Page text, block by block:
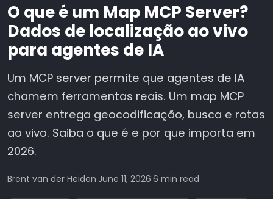
O que é um Map MCP Server?
Dados de localização ao vivo
para agentes de IA
Um MCP server permite que agentes de IA
chamem ferramentas reais. Um map MCP
server entrega geocodificação, busca e rotas
ao vivo. Saiba o que é e por que importa em
2026.
Brent van der Heiden·June 11, 2026·6 min read